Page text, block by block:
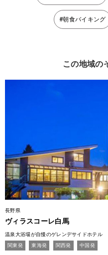
#朝食バイキング
この地域の
長野県
ヴィラスコーレ白馬
温泉大浴場が自慢のゲレンデサイドホテル
関東発
東海発 関西発 中国発